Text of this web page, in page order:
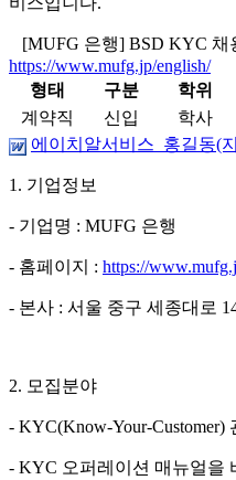
[MUFG 은행] BSD KYC 채
https://www.mufg.jp/english/
형태
구분 학위
계약직
신입 학사
에이치알서비스_홍길동(
1. 기업정보
- 기업명 : MUFG 은행
- 홈페이지 : https://
- 본사 : 서울 중구 세종대로
2. 모집분야
- KYC(Know-Your-Customer)
- KYC 오퍼레이션 매뉴얼을